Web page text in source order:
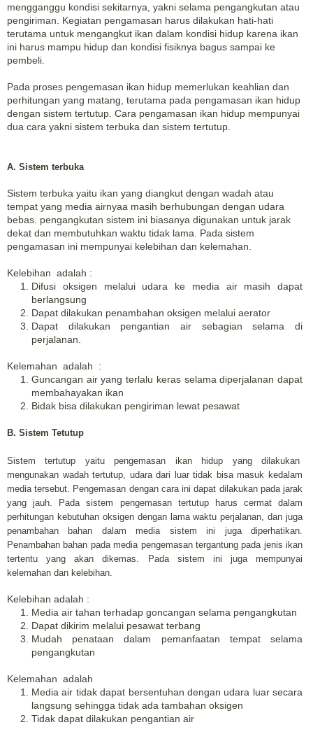
mengganggu kondisi sekitarnya, yakni selama pengangkutan atau
pengiriman. Kegiatan pengamasan harus dilakukan hati-hati
terutama untuk mengangkut ikan dalam kondisi hidup karena ikan
ini harus mampu hidup dan kondisi fisiknya bagus sampai ke
pembeli.
Pada proses pengemasan ikan hidup memerlukan keahlian dan
perhitungan yang matang, terutama pada pengamasan ikan hidup
dengan sistem tertutup. Cara pengamasan ikan hidup mempunyai
dua cara yakni sistem terbuka dan sistem tertutup.
A. Sistem terbuka
Sistem terbuka yaitu ikan yang diangkut dengan wadah atau
tempat yang media airnyaa masih berhubungan dengan udara
bebas. pengangkutan sistem ini biasanya digunakan untuk jarak
dekat dan membutuhkan waktu tidak lama. Pada sistem
pengamasan ini mempunyai kelebihan dan kelemahan.
Kelebihan adalah :
Difusi oksigen melalui udara ke media air masih dapat
berlangsung
Dapat dilakukan penambahan oksigen melalui aerator
Dapat dilakukan pengantian air sebagian selama di
perjalanan.
Kelemahan adalah :
Guncangan air yang terlalu keras selama diperjalanan dapat
membahayakan ikan
Bidak bisa dilakukan pengiriman lewat pesawat
B. Sistem Tetutup
Sistem tertutup yaitu pengemasan ikan hidup yang dilakukan
mengunakan wadah tertutup, udara dari luar tidak bisa masuk kedalam
media tersebut. Pengemasan dengan cara ini dapat dilakukan pada jarak
yang jauh. Pada sistem pengemasan tertutup harus cermat dalam
perhitungan kebutuhan oksigen dengan lama waktu perjalanan, dan juga
penambahan bahan dalam media sistem ini juga diperhatikan.
Penambahan bahan pada media pengemasan tergantung pada jenis ikan
tertentu yang akan dikemas. Pada sistem ini juga mempunyai
kelemahan dan kelebihan.
Kelebihan adalah :
Media air tahan terhadap goncangan selama pengangkutan
Dapat dikirim melalui pesawat terbang
Mudah penataan dalam pemanfaatan tempat selama
pengangkutan
Kelemahan adalah
Media air tidak dapat bersentuhan dengan udara luar secara
langsung sehingga tidak ada tambahan oksigen
Tidak dapat dilakukan pengantian air